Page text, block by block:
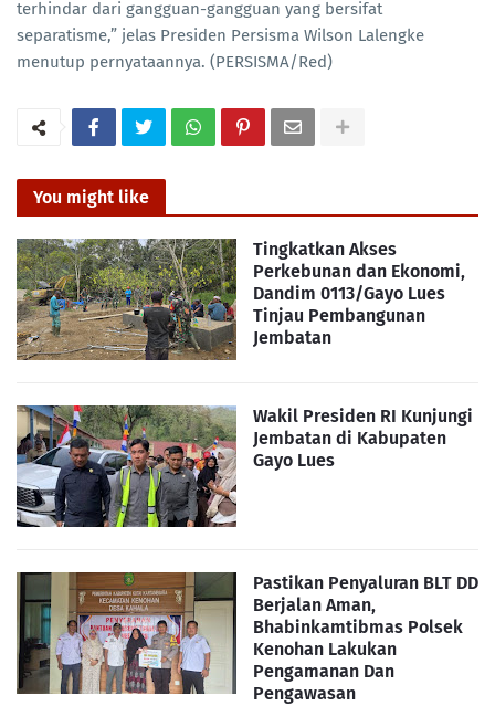
terhindar dari gangguan-gangguan yang bersifat
separatisme,” jelas Presiden Persisma Wilson Lalengke
menutup pernyataannya. (PERSISMA/Red)
You might like
Tingkatkan Akses
Perkebunan dan Ekonomi,
Dandim 0113/Gayo Lues
Tinjau Pembangunan
Jembatan
Wakil Presiden RI Kunjungi
Jembatan di Kabupaten
Gayo Lues
Pastikan Penyaluran BLT DD
Berjalan Aman,
Bhabinkamtibmas Polsek
Kenohan Lakukan
Pengamanan Dan
Pengawasan